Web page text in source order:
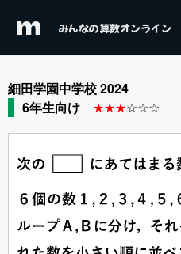
m みんなの算数オンライン
細田学園中学校 2024
6年生向け ★★★☆☆☆